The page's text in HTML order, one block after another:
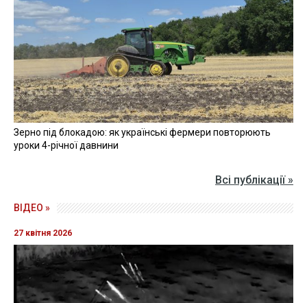
Зерно під блокадою: як українські фермери повторюють
уроки 4-річної давнини
Всі публікації »
ВІДЕО »
27 квітня 2026